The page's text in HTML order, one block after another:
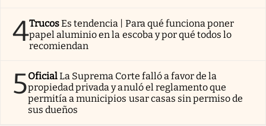
4TrucosEs tendencia | Para qué funciona poner
papel aluminio en la escoba y por qué todos lo
recomiendan
5OficialLa Suprema Corte falló a favor de la
propiedad privada y anuló el reglamento que
permitía a municipios usar casas sin permiso de
sus dueños